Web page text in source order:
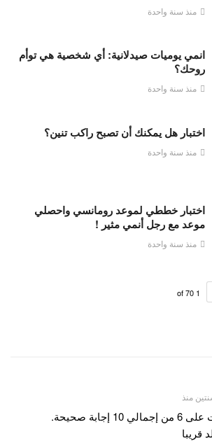
منذ سنة واحدة
انمي يوميات صيدلانية: أي شخصية هي توأم
روحك؟
منذ سنة واحدة
اختبار هل يمكنك أن تصبح راكب تنين؟
منذ سنة واحدة
اختبار خططي لموعد رومانسي واحصلي
موعد مع رجل أنمي مثير !
منذ سنة واحدة
1
70
منذ
إجابة صحيحة.
قريبا